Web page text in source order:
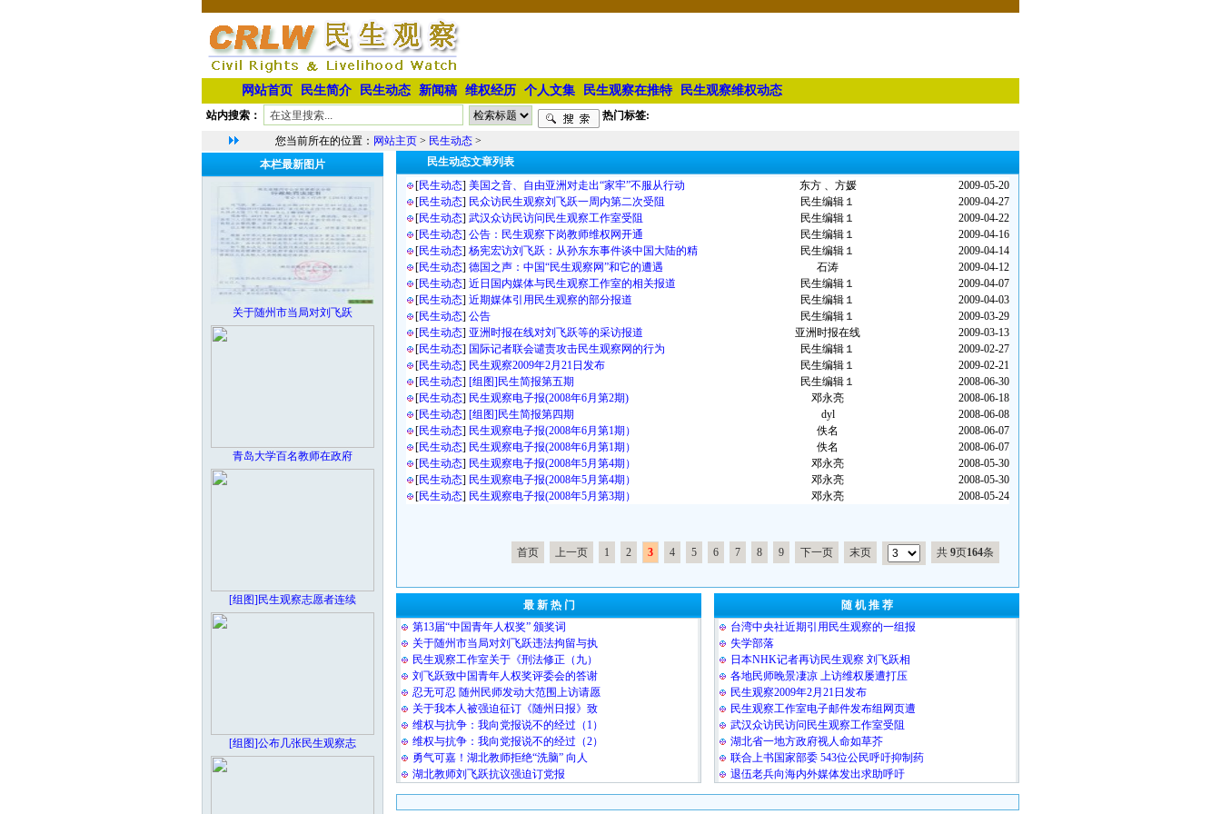
网站首页 民生简介 民生动态 新闻稿 维权经历 个人文集 民生观察在推特 民生观察维权动态
站内搜索： 热门标签:
您当前所在的位置： 网站主页 > 民生动态 >
本栏最新图片
关于随州市当局对刘飞跃
青岛大学百名教师在政府
[组图]民生观察志愿者连续
[组图]公布几张民生观察志
民生动态文章列表
[民生动态] 美国之音、自由亚洲对走出“家牢”不服从行动 东方 、方媛
2009-05-20
[民生动态] 民众访民生观察刘飞跃一周内第二次受阻 民生编辑１
2009-04-27
[民生动态] 武汉众访民访问民生观察工作室受阻 民生编辑１
2009-04-22
[民生动态] 公告：民生观察下岗教师维权网开通 民生编辑１
2009-04-16
[民生动态] 杨宪宏访刘飞跃：从孙东东事件谈中国大陆的精 民生编辑１
2009-04-14
[民生动态] 德国之声：中国“民生观察网”和它的遭遇 石涛
2009-04-12
[民生动态] 近日国内媒体与民生观察工作室的相关报道 民生编辑１
2009-04-07
[民生动态] 近期媒体引用民生观察的部分报道 民生编辑１
2009-04-03
[民生动态] 公告 民生编辑１
2009-03-29
[民生动态] 亚洲时报在线对刘飞跃等的采访报道 亚洲时报在线
2009-03-13
[民生动态] 国际记者联会谴责攻击民生观察网的行为 民生编辑１
2009-02-27
[民生动态] 民生观察2009年2月21日发布 民生编辑１
2009-02-21
[民生动态] [组图]民生简报第五期 民生编辑１
2008-06-30
[民生动态] 民生观察电子报(2008年6月第2期) 邓永亮
2008-06-18
[民生动态] [组图]民生简报第四期 dyl
2008-06-08
[民生动态] 民生观察电子报(2008年6月第1期） 佚名
2008-06-07
[民生动态] 民生观察电子报(2008年6月第1期） 佚名
2008-06-07
[民生动态] 民生观察电子报(2008年5月第4期） 邓永亮
2008-05-30
[民生动态] 民生观察电子报(2008年5月第4期） 邓永亮
2008-05-30
[民生动态] 民生观察电子报(2008年5月第3期） 邓永亮 2008-05-24
首页 上一页 1 2 3 4 5 6 7 8 9 下一页 末页 共 9页164条
最 新 热 门
第13届“中国青年人权奖” 颁奖词
关于随州市当局对刘飞跃违法拘留与执
民生观察工作室关于《刑法修正（九）
刘飞跃致中国青年人权奖评委会的答谢
忍无可忍 随州民师发动大范围上访请愿
关于我本人被强迫征订《随州日报》致
维权与抗争：我向党报说不的经过（1）
维权与抗争：我向党报说不的经过（2）
勇气可嘉！湖北教师拒绝“洗脑” 向人
湖北教师刘飞跃抗议强迫订党报
随 机 推 荐
台湾中央社近期引用民生观察的一组报
失学部落
日本NHK记者再访民生观察 刘飞跃相
各地民师晚景凄凉 上访维权屡遭打压
民生观察2009年2月21日发布
民生观察工作室电子邮件发布组网页遭
武汉众访民访问民生观察工作室受阻
湖北省一地方政府视人命如草芥
联合上书国家部委 543位公民呼吁抑制药
退伍老兵向海内外媒体发出求助呼吁